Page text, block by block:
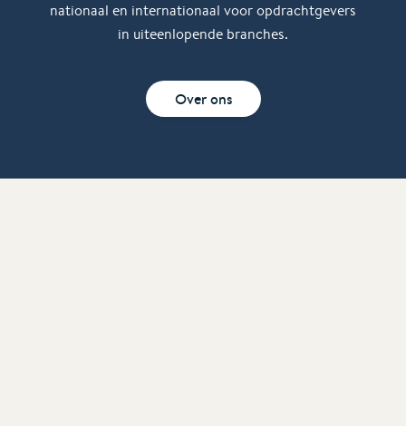
nationaal en internationaal voor opdrachtgevers
in uiteenlopende branches.
Over ons